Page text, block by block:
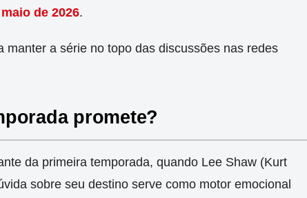
maio de 2026.
manter a série no topo das discussões nas redes
promete?
da primeira temporada, quando Lee Shaw (Kurt
sobre seu destino serve como motor emocional